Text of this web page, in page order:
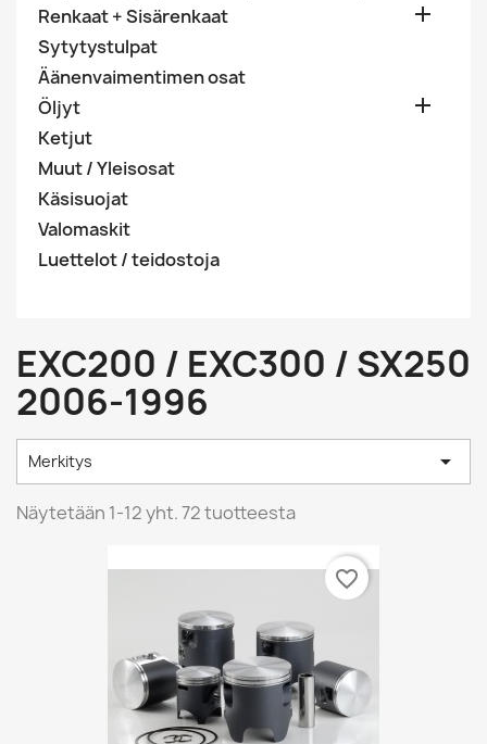
Renkaat + Sisärenkaat 
Sytytystulpat
Äänenvaimentimen osat
Öljyt

Ketjut
Muut / Yleisosat
Käsisuojat
Valomaskit
Luettelot / teidostoja
EXC200 / EXC300 / SX250
2006-1996
Merkitys 
Näytetään 1-12 yht. 72 tuotteesta
favorite_border